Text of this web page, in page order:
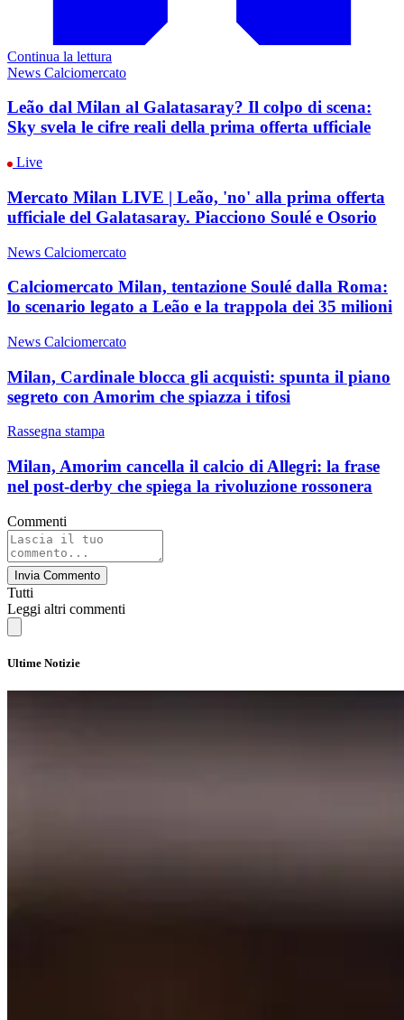
Continua la lettura
News Calciomercato
Leão dal Milan al Galatasaray? Il colpo di scena:
Sky svela le cifre reali della prima offerta ufficiale
Live
Mercato Milan LIVE | Leão, 'no' alla prima offerta
ufficiale del Galatasaray. Piacciono Soulé e Osorio
News Calciomercato
Calciomercato Milan, tentazione Soulé dalla Roma:
lo scenario legato a Leão e la trappola dei 35 milioni
News Calciomercato
Milan, Cardinale blocca gli acquisti: spunta il piano
segreto con Amorim che spiazza i tifosi
Rassegna stampa
Milan, Amorim cancella il calcio di Allegri: la frase
nel post-derby che spiega la rivoluzione rossonera
Commenti
Invia Commento
Tutti
Leggi altri commenti
Ultime Notizie